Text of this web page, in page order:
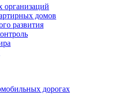
организаций
домов
развития
дорогах